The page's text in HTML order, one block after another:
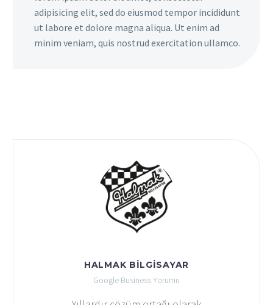
adipisicing elit, sed do eiusmod tempor incididunt
ut labore et dolore magna aliqua. Ut enim ad
minim veniam, quis nostrud exercitation ullamco.
HALMAK BILGISAYAR
Google Business Yorumu